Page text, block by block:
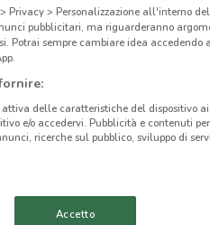
Privacy > Personalizzazione all'interno
pubblicitari, ma riguarderanno
Potrai sempre cambiare idea accedendo
delle caratteristiche del dispositivo
e/o accedervi. Pubblicità e contenuti
ricerche sul pubblico, sviluppo di
Accetto